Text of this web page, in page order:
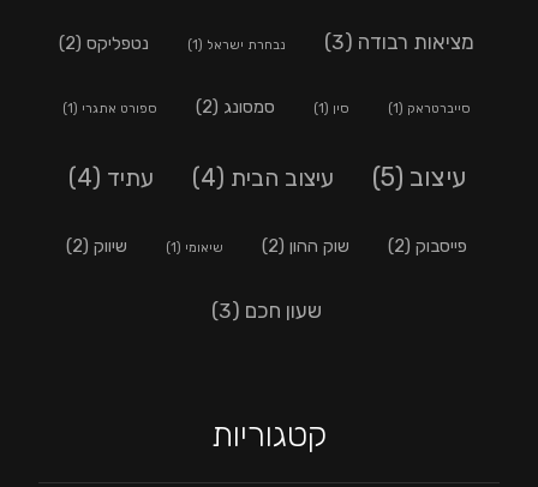
מציאות רבודה (3) נבחרת ישראל (1) נטפליקס (2)
סייברטראק (1) סין (1) סמסונג (2) ספורט אתגרי (1)
עיצוב (5) עיצוב הבית (4) עתיד (4)
פייסבוק (2) שוק ההון (2) שיאומי (1) שיווק (2)
שעון חכם (3)
קטגוריות